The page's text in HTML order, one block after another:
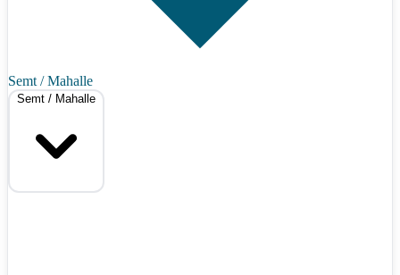
Semt / Mahalle
Semt / Mahalle